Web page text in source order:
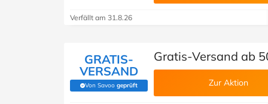
Verfällt am 31.8.26
GRATIS-
VERSAND
Von Savoo geprüft
(Von Savoo geprüft)
Gratis-Versand ab
Zur Aktion